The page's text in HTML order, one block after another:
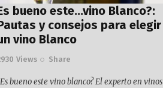
bueno este…vino Blanco?:
y consejos para elegir
vino Blanco
Views Share
bueno este vino blanco? El experto en vinos